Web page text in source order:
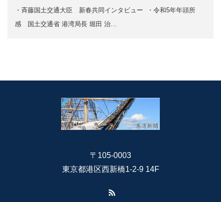
・斉藤国土交通大臣 新春共同インタビュー ・令和5年年頭所
感 国土交通省 港湾局長 堀田 治​​…
〒105-0003
東京都港区西新橋1-2-9 14F